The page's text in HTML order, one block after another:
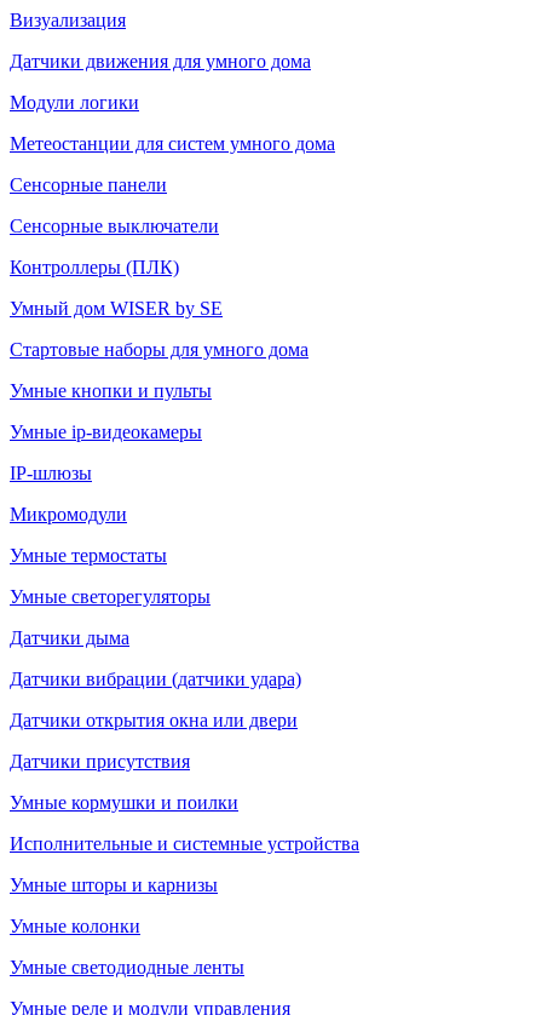
Визуализация
Датчики движения для умного дома
Модули логики
Метеостанции для систем умного дома
Сенсорные панели
Сенсорные выключатели
Контроллеры (ПЛК)
Умный дом WISER by SE
Стартовые наборы для умного дома
Умные кнопки и пульты
Умные ip-видеокамеры
IP-шлюзы
Микромодули
Умные термостаты
Умные светорегуляторы
Датчики дыма
Датчики вибрации (датчики удара)
Датчики открытия окна или двери
Датчики присутствия
Умные кормушки и поилки
Исполнительные и системные устройства
Умные шторы и карнизы
Умные колонки
Умные светодиодные ленты
Умные реле и модули управления